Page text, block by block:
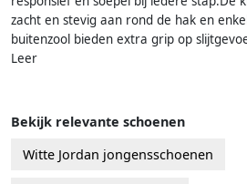
zacht en stevig aan rond de hak en
buitenzool bieden extra grip op
Leer
Bekijk relevante schoenen
Witte Jordan jongensschoenen